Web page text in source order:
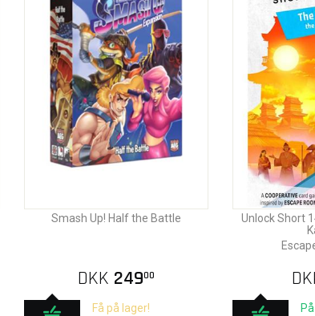
Smash Up! Half the Battle
DKK 24900
Få på lager!
Unlock Short